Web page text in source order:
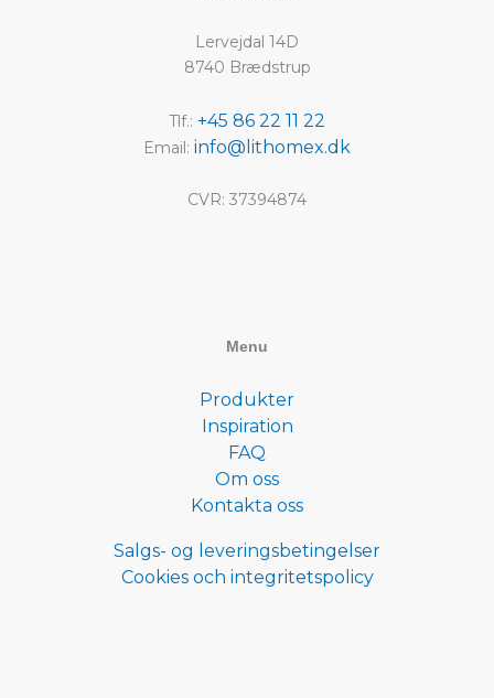
Lervejdal 14D
8740 Brædstrup
Tlf.: +45 86 22 11 22
Email: info@lithomex.dk
CVR: 37394874
Menu
Produkter
Inspiration
FAQ
Om oss
Kontakta oss
Salgs- og leveringsbetingelser
Cookies och integritetspolicy